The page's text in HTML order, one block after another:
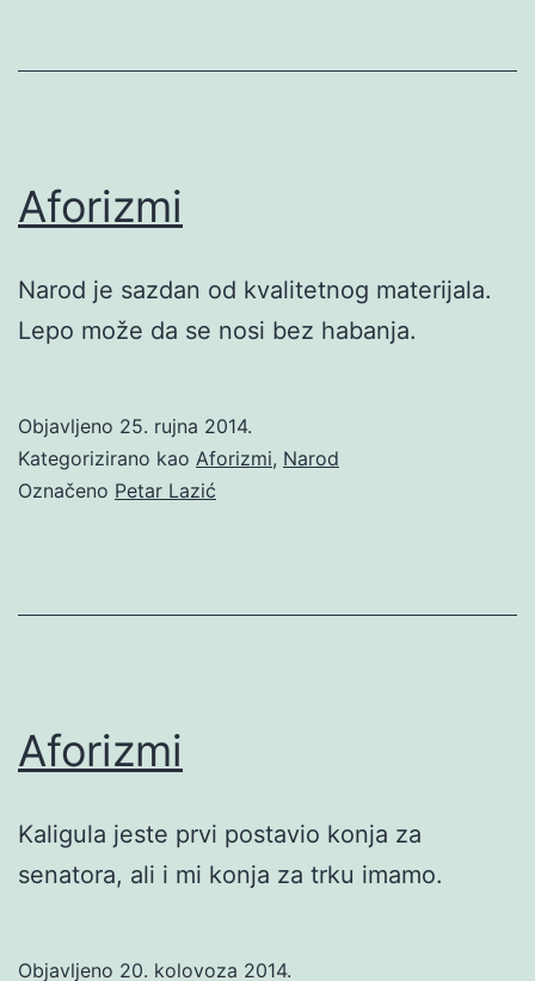
Aforizmi
Narod je sazdan od kvalitetnog materijala.
Lepo može da se nosi bez habanja.
Objavljeno 25. rujna 2014.
Kategorizirano kao Aforizmi, Narod
Označeno Petar Lazić
Aforizmi
Kaligula jeste prvi postavio konja za
senatora, ali i mi konja za trku imamo.
Objavljeno 20. kolovoza 2014.